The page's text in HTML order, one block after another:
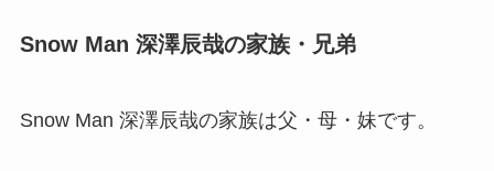
Snow Man 深澤辰哉の家族・兄弟
Snow Man 深澤辰哉の家族は父・母・妹です。